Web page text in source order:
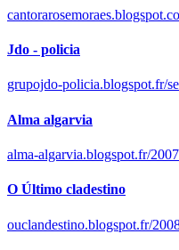
Jdo - policia
grupojdo-policia.blogspot.fr/
Alma algarvia
alma-algarvia.blogspot.fr/
O Último cladestino
ouclandestino.blogspot.fr/